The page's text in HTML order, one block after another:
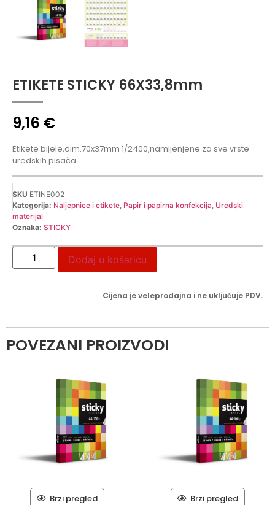
ETIKETE STICKY 66X33,8mm
9,16 €
Etikete bijele,dim.70x37mm 1/2400,namijenjene za sve vrste
uredskih pisača.
SKU ETINE002
Kategorija: Naljepnice i etikete Papir i papirna konfekcija Uredski
materijal
Oznaka: STICKY
Dodaj u košaricu
Cijena je veleprodajna i ne uključuje PDV.
POVEZANI PROIZVODI
Brzi pregled Brzi pregled